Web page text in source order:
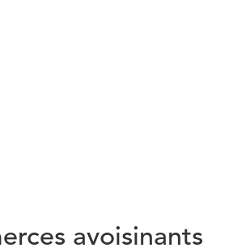
avoisinants